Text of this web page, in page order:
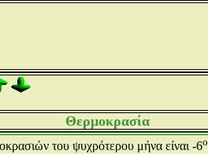
Θερμοκρασία
του ψυχρότερου μήνα είναι -6ο